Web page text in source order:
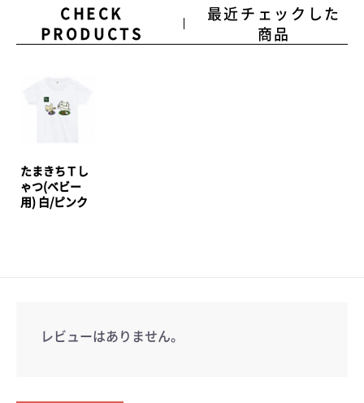
CHECK
PRODUCTS
最近チェックした
商品
たまきちＴし
ゃつ(ベビー
用) 白/ピンク
レビューはありません。